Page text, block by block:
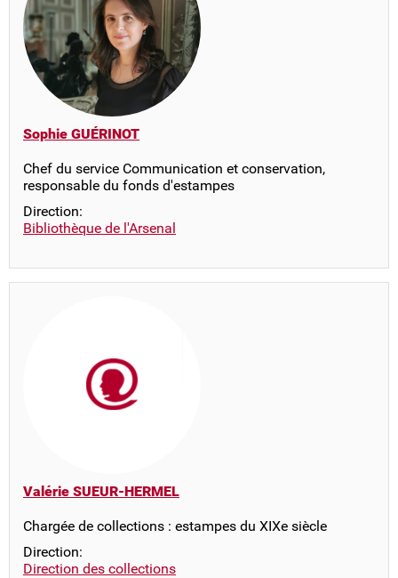
Sophie GUÉRINOT
Chef du service Communication et conservation,
responsable du fonds d'estampes
Direction:
Bibliothèque de l'Arsenal
Valérie SUEUR-HERMEL
Chargée de collections : estampes du XIXe siècle
Direction:
Direction des collections